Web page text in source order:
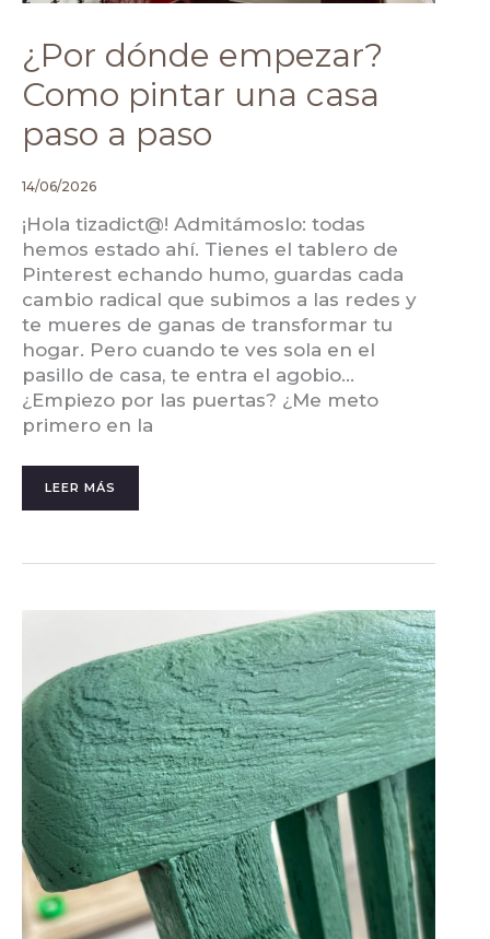
¿Por dónde empezar?
Como pintar una casa
paso a paso
14/06/2026
¡Hola tizadict@! Admitámoslo: todas
hemos estado ahí. Tienes el tablero de
Pinterest echando humo, guardas cada
cambio radical que subimos a las redes y
te mueres de ganas de transformar tu
hogar. Pero cuando te ves sola en el
pasillo de casa, te entra el agobio…
¿Empiezo por las puertas? ¿Me meto
primero en la
LEER MÁS
COMO
JARDÍN